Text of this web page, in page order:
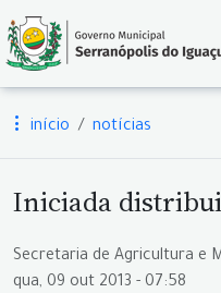
início notícias
Iniciada
Secretaria de Agricultura e
qua, 09 out 2013 - 07:58